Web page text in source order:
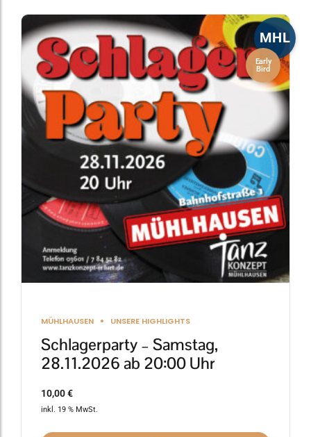
MHL
Early
Bird
MÜHLHAUSEN UNSERE HIGHLIGHTS
Schlagerparty – Samstag,
28.11.2026 ab 20:00 Uhr
10,00€
inkl. 19 % MwSt.